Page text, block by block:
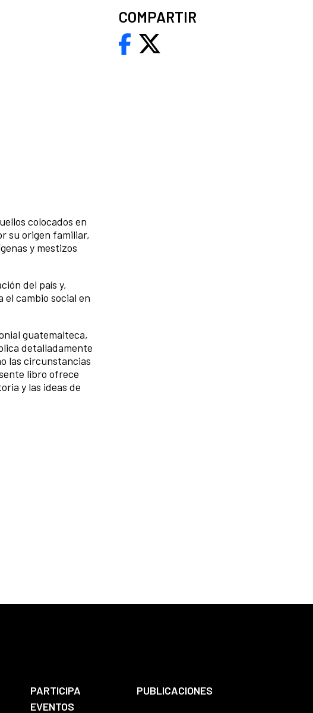
colocados en
su origen familiar,
y mestizos
del país y,
cambio social en
guatemalteca,
detalladamente
las circunstancias
libro ofrece
y las ideas de
COMPARTIR
PARTICIPA
PUBLICACIONES
EVENTOS